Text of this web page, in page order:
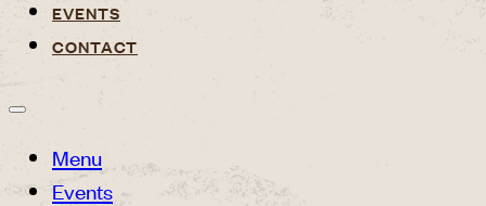
EVENTS
CONTACT
Menu
Events